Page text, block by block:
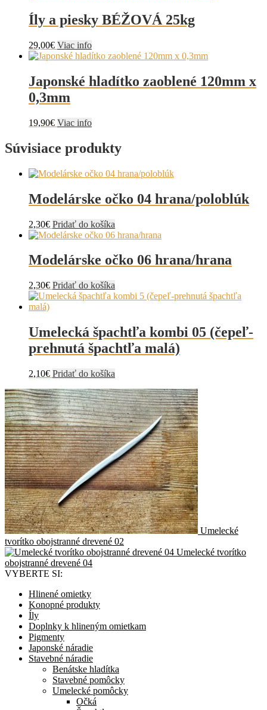
Íly a piesky BÉŽOVÁ 25kg
29,00€ Viac info
Japonské hladítko zaoblené 120mm x
0,3mm
19,90€ Viac info
Súvisiace produkty
Modelárske očko 04 hrana/poloblúk
2,30€ Pridať do košíka
Modelárske očko 06 hrana/hrana
2,30€ Pridať do košíka
Umelecká špachtľa kombi 05 (čepeľ-
prehnutá špachtľa malá)
2,10€ Pridať do košíka
Umelecké
tvorítko obojstranné drevené 02
Umelecké tvorítko
obojstranné drevené 04
VYBERTE SI:
Hlinené omietky
Konopné produkty
Íly
Doplnky k hlineným omietkam
Pigmenty
Japonské náradie
Stavebné náradie
Benátske hladítka
Stavebné pomôcky
Umelecké pomôcky
Očká